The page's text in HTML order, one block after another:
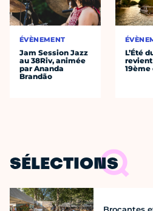
ÉVÈNEMENT
Jam Session Jazz
au 38Riv, animée
par Ananda
Brandão
L’Été
SÉLECTIONS